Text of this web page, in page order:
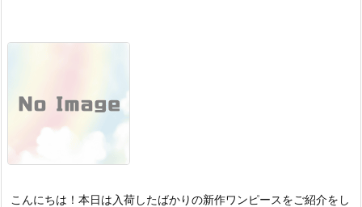
こんにちは！ 本日は入荷したばかりの新作ワンピースをご紹介をし